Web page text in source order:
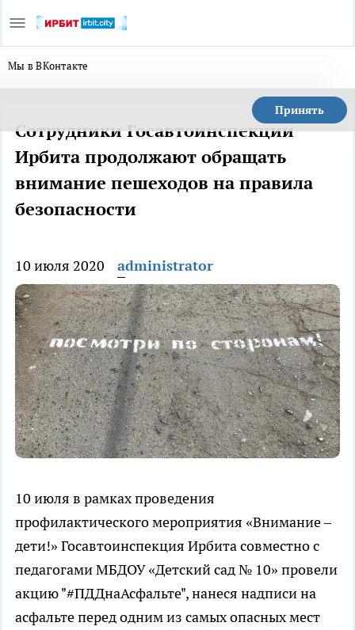
Мы в ВКонтакте
Принять
Сотрудники Госавтоинспекции
Ирбита продолжают обращать
внимание пешеходов на правила
безопасности
10 июля 2020 administrator
10 июля в рамках проведения
профилактического мероприятия «Внимание –
дети!» Госавтоинспекция Ирбита совместно с
педагогами МБДОУ «Детский сад № 10» провели
акцию "#ПДДнаАсфальте", нанеся надписи на
асфальте перед одним из самых опасных мест